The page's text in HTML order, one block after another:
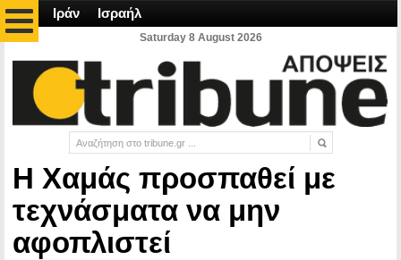
Ιράν Ισραήλ
Saturday 8 August 2026
Η Χαμάς προσπαθεί με
τεχνάσματα να μην
αφοπλιστεί